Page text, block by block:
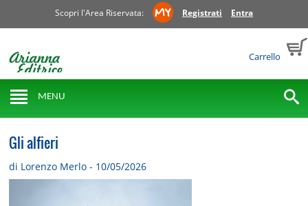
Scopri l'Area Riservata: Registrati Entra
Carrello
MENU
Gli alfieri
di Lorenzo Merlo - 10/05/2026